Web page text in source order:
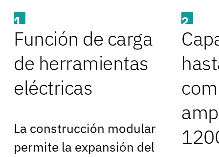
1
Función de carga
de herramientas
eléctricas
La construcción modular
permite la expansión del
2